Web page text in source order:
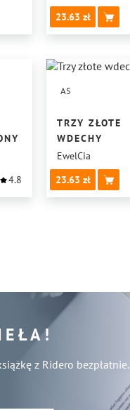
23.63
4.8
A5
TRZY ZŁOTE
WDECHY
EwelCia
23.63
z Ridero bezpłatnie.